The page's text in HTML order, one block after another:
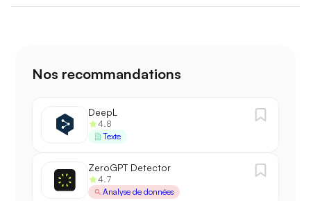
Nos recommandations
DeepL
4.8
Texte
ZeroGPT Detector
4.7
Analyse de données